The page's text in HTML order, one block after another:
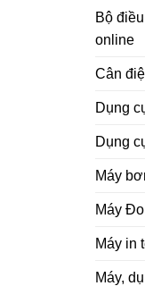
Bộ
online
Cân
Dụng
Dụng
Máy
Máy
Máy in
Máy,